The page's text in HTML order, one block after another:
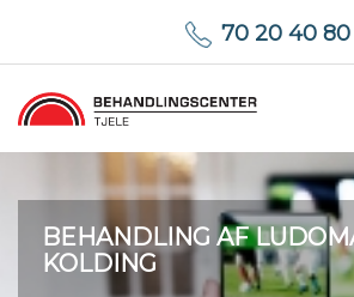
70 20 40 80
BEHANDLING AF
KOLDING